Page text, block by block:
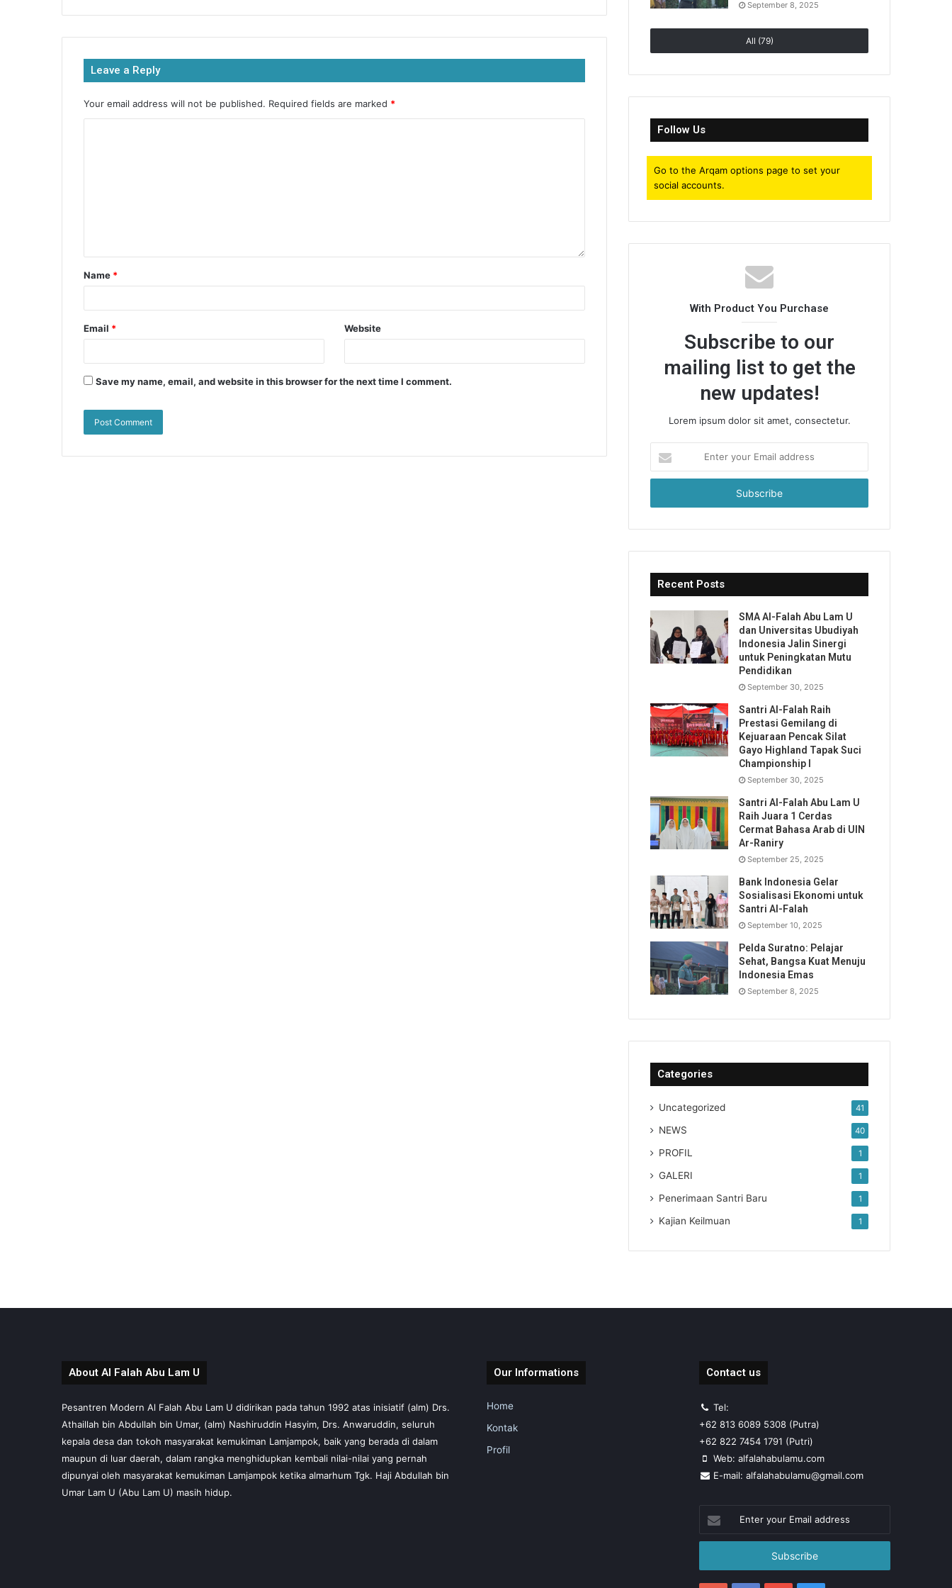
c
e
b
o
o
k
itt
er
at
s
A
p
p
s
s
e
n
g
er
ar
e
Leave a Reply
Your email address will not be published. Required fields are marked *
Name *
Email * Website
Save my name, email, and website in this browser for the next time I comment.
September 8, 2025
All (79)
Follow Us
Go to the Arqam options page to set your
social accounts.
With Product You Purchase
Subscribe to our
mailing list to get the
new updates!
Lorem ipsum dolor sit amet, consectetur.
your
Email
Recent Posts
SMA Al-Falah Abu Lam U
dan Universitas Ubudiyah
Indonesia Jalin Sinergi
untuk Peningkatan Mutu
Pendidikan
September 30, 2025
Santri Al-Falah Raih
Prestasi Gemilang di
Kejuaraan Pencak Silat
Gayo Highland Tapak Suci
Championship I
September 30, 2025
Santri Al-Falah Abu Lam U
Raih Juara 1 Cerdas
Cermat Bahasa Arab di UIN
Ar-Raniry
September 25, 2025
Bank Indonesia Gelar
Sosialisasi Ekonomi untuk
Santri Al-Falah
September 10, 2025
Pelda Suratno: Pelajar
Sehat, Bangsa Kuat Menuju
Indonesia Emas
September 8, 2025
Categories
Uncategorized 41
NEWS 40
PROFIL 1
GALERI 1
Penerimaan Santri Baru 1
Kajian Keilmuan 1
About Al Falah Abu Lam U
Pesantren Modern Al Falah Abu Lam U didirikan pada tahun 1992 atas inisiatif (alm) Drs.
Athaillah bin Abdullah bin Umar, (alm) Nashiruddin Hasyim, Drs. Anwaruddin, seluruh
kepala desa dan tokoh masyarakat kemukiman Lamjampok, baik yang berada di dalam
maupun di luar daerah, dalam rangka menghidupkan kembali nilai-nilai yang pernah
dipunyai oleh masyarakat kemukiman Lamjampok ketika almarhum Tgk. Haji Abdullah bin
Umar Lam U (Abu Lam U) masih hidup.
Our Informations
Home
Kontak
Profil
Contact us
Tel:
+62 813 6089 5308 (Putra)
+62 822 7454 1791 (Putri)
Web: alfalahabulamu.com
E-mail: alfalahabulamu@gmail.com
your
Email